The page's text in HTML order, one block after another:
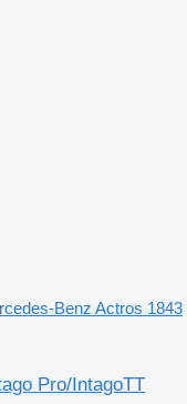
Benz Actros 1843
Pro/IntagoTT